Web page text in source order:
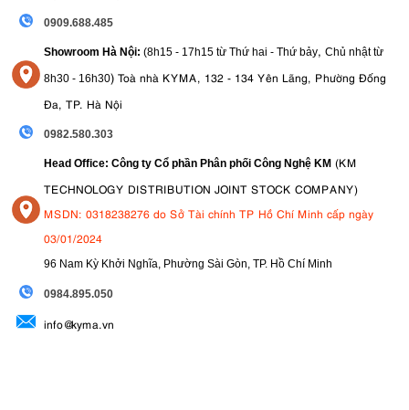
0909.688.485
Showroom Hà Nội: (8h15 - 17h15 từ Thứ hai - Thứ bảy, Chủ nhật từ
8h30 - 16h30) Toà nhà KYMA, 132 - 134 Yên Lãng, Phường Đống
Đa, TP. Hà Nội
0982.580.303
Head Office: Công ty Cổ phần Phân phối Công Nghệ KM (KM
TECHNOLOGY DISTRIBUTION JOINT STOCK COMPANY)
MSDN: 0318238276 do Sở Tài chính TP Hồ Chí Minh cấp ngày
03/01/2024
96 Nam Kỳ Khởi Nghĩa, Phường Sài Gòn, TP. Hồ Chí Minh
0984.895.050
info@kyma.vn